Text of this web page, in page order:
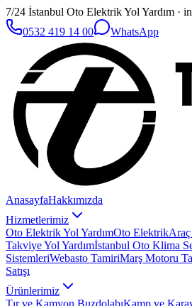
7/24 İstanbul Oto Elektrik Yol Yardım ·
0532 419 14 00
WhatsApp
AnasayfaHakkımızda
Hizmetlerimiz
Oto Elektrik Yol YardımOto Elektrik
Takviye Yol Yardımİstanbul Oto Klima
SistemleriWebasto TamiriMarş Motoru
Satışı
Ürünlerimiz
Tır ve Kamyon BuzdolabıKamp ve